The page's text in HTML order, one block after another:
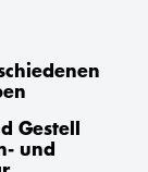
Gestell
und